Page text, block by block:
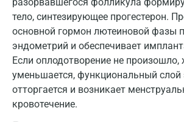
тело, синтезирующее прогестерон.
основной гормон лютеиновой фазы
эндометрий и обеспечивает
Если оплодотворение не произошло,
уменьшается, функциональный слой
отторгается и возникает
кровотечение.
Нижнекамск
Новокузнецк
Новороссийск
Ногинск